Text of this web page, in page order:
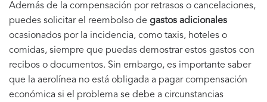
Además de la compensación por retrasos o cancelaciones,
puedes solicitar el reembolso de gastos adicionales
ocasionados por la incidencia, como taxis, hoteles o
comidas, siempre que puedas demostrar estos gastos con
recibos o documentos. Sin embargo, es importante saber
que la aerolínea no está obligada a pagar compensación
económica si el problema se debe a circunstancias